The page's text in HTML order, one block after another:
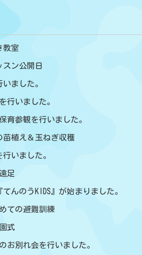
教室
ン公開日
ました。
行いました。
参観を行いました。
植え＆玉ねぎ収穫
いました。
足
んのうKIDS』が始まりました。
ての避難訓練
式
お別れ会を行いました。